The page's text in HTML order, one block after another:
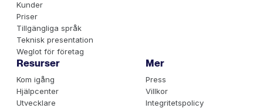
Kunder
Priser
Tillgängliga språk
Teknisk presentation
Weglot för företag
Resurser
Kom igång
Hjälpcenter
Utvecklare
Mer
Press
Villkor
Integritetspolicy